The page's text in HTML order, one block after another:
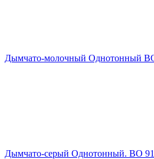
Дымчато-молочный Однотонный
Дымчато-серый Однотонный. ВО